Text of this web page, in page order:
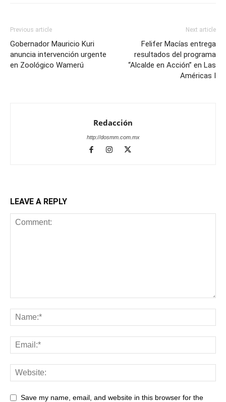
Previous article
Gobernador Mauricio Kuri
anuncia intervención urgente
en Zoológico Wamerú
Next article
Felifer Macías entrega
resultados del programa
“Alcalde en Acción” en Las
Américas I
Redacción
http://dosmm.com.mx
LEAVE A REPLY
Save my name, email, and website in this browser for the